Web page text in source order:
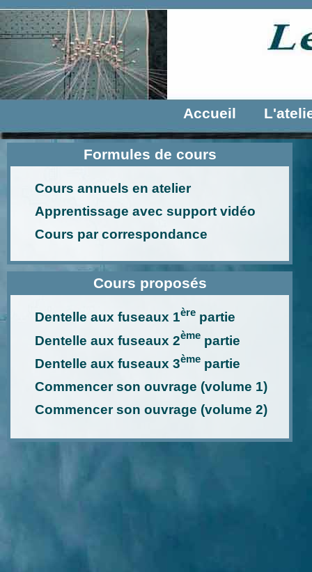
Accueil
Formules de cours
Cours annuels en atelier
Apprentissage avec support vidéo
Cours par correspondance
Cours proposés
Dentelle aux fuseaux 1ère partie
Dentelle aux fuseaux 2ème partie
Dentelle aux fuseaux 3ème partie
Commencer son ouvrage (volume 1)
Commencer son ouvrage (volume 2)